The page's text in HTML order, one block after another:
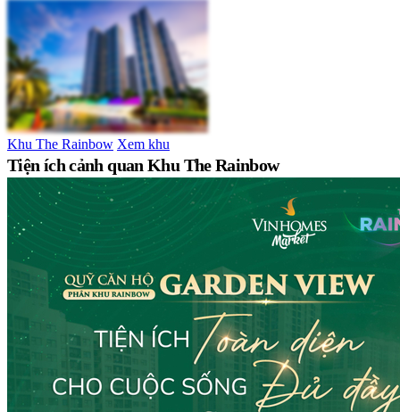
Khu The Rainbow Xem khu
Tiện ích cảnh quan Khu The Rainbow